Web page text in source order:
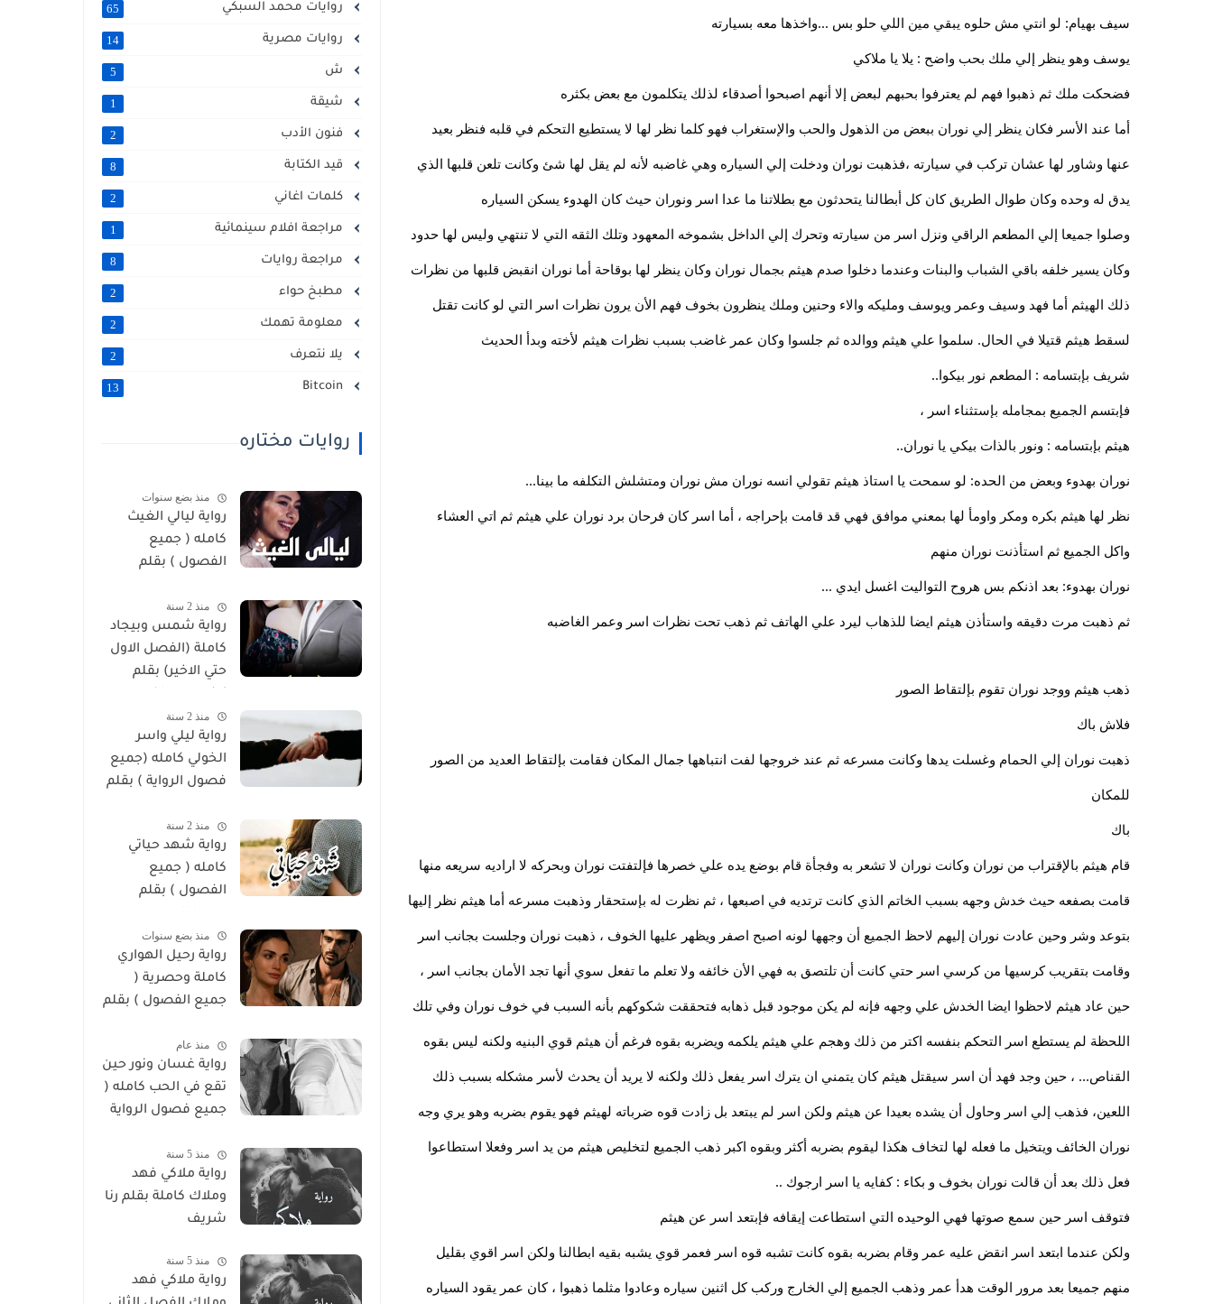
سيف بهيام: لو انتي مش حلوه يبقي مين اللي حلو بس ...واخذها معه بسيارته
يوسف وهو ينظر إلي ملك بحب واضح : يلا يا ملاكي
فضحكت ملك ثم ذهبوا فهم لم يعترفوا بحبهم لبعض إلا أنهم اصبحوا أصدقاء لذلك يتكلمون مع بعض بكثره
أما عند الأسر فكان ينظر إلي نوران ببعض من الذهول والحب والإستغراب فهو كلما نظر لها لا يستطيع التحكم في قلبه فنظر بعيد
عنها وشاور لها عشان تركب في سيارته ،فذهبت نوران ودخلت إلي السياره وهي غاضبه لأنه لم يقل لها شئ وكانت تلعن قلبها الذي
يدق له وحده وكان طوال الطريق كان كل أبطالنا يتحدثون مع بطلاتنا ما عدا اسر ونوران حيث كان الهدوء يسكن السياره
وصلوا جميعا إلي المطعم الراقي ونزل اسر من سيارته وتحرك إلي الداخل بشموخه المعهود وتلك الثقه التي لا تنتهي وليس لها حدود
وكان يسير خلفه باقي الشباب والبنات وعندما دخلوا صدم هيثم بجمال نوران وكان ينظر لها بوقاحة أما نوران انقبض قلبها من نظرات
ذلك الهيثم أما فهد وسيف وعمر ويوسف ومليكه والاء وحنين وملك ينظرون بخوف فهم الأن يرون نظرات اسر التي لو كانت تقتل
لسقط هيثم قتيلا في الحال. سلموا علي هيثم ووالده ثم جلسوا وكان عمر غاضب بسبب نظرات هيثم لأخته وبدأ الحديث
شريف بإبتسامه : المطعم نور بيكوا..
فإبتسم الجميع بمجامله بإستثناء اسر ،
هيثم بإبتسامه : ونور بالذات بيكي يا نوران..
نوران بهدوء وبعض من الحده: لو سمحت يا استاذ هيثم تقولي انسه نوران مش نوران ومتشلش التكلفه ما بينا...
نظر لها هيثم بكره ومكر واومأ لها بمعني موافق فهي قد قامت بإحراجه ، أما اسر كان فرحان برد نوران علي هيثم ثم اتي العشاء
واكل الجميع ثم استأذنت نوران منهم
نوران بهدوء: بعد اذنكم بس هروح التواليت اغسل ايدي ...
ثم ذهبت مرت دقيقه واستأذن هيثم ايضا للذهاب ليرد علي الهاتف ثم ذهب تحت نظرات اسر وعمر الغاضبه
ذهب هيثم ووجد نوران تقوم بإلتقاط الصور
فلاش باك
ذهبت نوران إلي الحمام وغسلت يدها وكانت مسرعه ثم عند خروجها لفت انتباهها جمال المكان فقامت بإلتقاط العديد من الصور
للمكان
باك
قام هيثم بالإقتراب من نوران وكانت نوران لا تشعر به وفجأة قام بوضع يده علي خصرها فإلتفتت نوران وبحركه لا اراديه سريعه منها
قامت بصفعه حيث خدش وجهه بسبب الخاتم الذي كانت ترتديه في اصبعها ، ثم نظرت له بإستحقار وذهبت مسرعه أما هيثم نظر إليها
بتوعد وشر وحين عادت نوران إليهم لاحظ الجميع أن وجهها لونه اصبح اصفر ويظهر عليها الخوف ، ذهبت نوران وجلست بجانب اسر
وقامت بتقريب كرسيها من كرسي اسر حتي كانت أن تلتصق به فهي الأن خائفه ولا تعلم ما تفعل سوي أنها تجد الأمان بجانب اسر ،
حين عاد هيثم لاحظوا ايضا الخدش علي وجهه فإنه لم يكن موجود قبل ذهابه فتحققت شكوكهم بأنه السبب في خوف نوران وفي تلك
اللحظة لم يستطع اسر التحكم بنفسه اكتر من ذلك وهجم علي هيثم يلكمه ويضربه بقوه فرغم أن هيثم قوي البنيه ولكنه ليس بقوه
القناص... ، حين وجد فهد أن اسر سيقتل هيثم كان يتمني ان يترك اسر يفعل ذلك ولكنه لا يريد أن يحدث لأسر مشكله بسبب ذلك
اللعين، فذهب إلي اسر وحاول أن يشده بعيدا عن هيثم ولكن اسر لم يبتعد بل زادت قوه ضرباته لهيثم فهو يقوم بضربه وهو يري وجه
نوران الخائف ويتخيل ما فعله لها لتخاف هكذا ليقوم بضربه أكثر وبقوه اكبر ذهب الجميع لتخليص هيثم من يد اسر وفعلا استطاعوا
فعل ذلك بعد أن قالت نوران بخوف و بكاء : كفايه يا اسر ارجوك ..
فتوقف اسر حين سمع صوتها فهي الوحيده التي استطاعت إيقافه فإبتعد اسر عن هيثم
ولكن عندما ابتعد اسر انقض عليه عمر وقام بضربه بقوه كانت تشبه قوه اسر فعمر قوي يشبه بقيه ابطالنا ولكن اسر اقوي بقليل
منهم جميعا بعد مرور الوقت هدأ عمر وذهب الجميع إلي الخارج وركب كل اثنين سياره وعادوا مثلما ذهبوا ، كان عمر يقود السياره
روايات محمد السبكي 65
روايات مصرية 14
ش 5
شيقة 1
فنون الأدب 2
قيد الكتابة 8
كلمات اغاني 2
مراجعة افلام سينمائية 1
مراجعة روايات 8
مطبخ حواء 2
معلومة تهمك 2
يلا نتعرف 2
13
روايات مختاره
منذ بضع سنوات
رواية ليالي الغيث
كامله ( جميع
الفصول ) بقلم
منذ 2 سنة
رواية شمس وبيجاد
كاملة (الفصل الاول
حتي الاخير) بقلم
منذ 2 سنة
رواية ليلي واسر
الخولي كامله (جميع
فصول الرواية ) بقلم
منذ 2 سنة
رواية شهد حياتي
كامله ( جميع
الفصول ) بقلم
منذ بضع سنوات
رواية رحيل الهواري
كاملة وحصرية (
جميع الفصول ) بقلم
منذ عام
رواية غسان ونور حين
تقع في الحب كامله (
جميع فصول الرواية
منذ 5 سنة
رواية ملاكي فهد
وملاك كاملة بقلم رنا
شريف
منذ 5 سنة
رواية ملاكي فهد